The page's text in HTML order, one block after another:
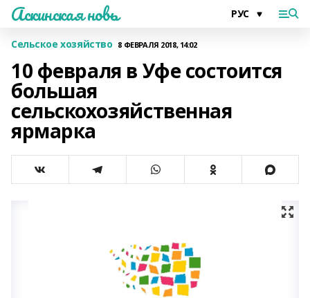
Аскинская новь
Сельское хозяйство 8 ФЕВРАЛЯ 2018, 14:02
10 февраля в Уфе состоится
большая
сельскохозяйственная
ярмарка